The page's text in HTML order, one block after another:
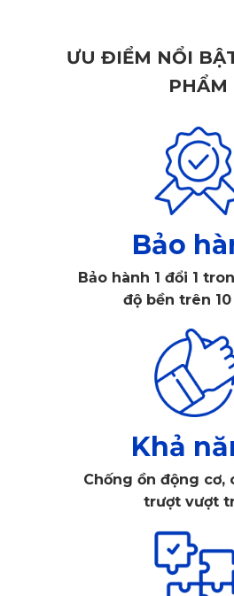
của bạn
Khác với những mẫu thảm lót
Forester của KATA sẽ được thiết
diện tích sàn thực tế của mỗi một
tiếp lấy số đo của xe, thảm sẽ
trên giấy, vẽ 3D rồi mới sử dụng
xác đến phần nghìn mm để bắt
có thể yên tâm rằng thảm lót sàn
vừa vặn với chiếc xe Subaru
ƯU ĐIỂM NỔI
PHẨM
Bảo
Bảo hành 1 đổi 1
độ bền trên
Khả
Chống ồn động cơ,
trượt vượt